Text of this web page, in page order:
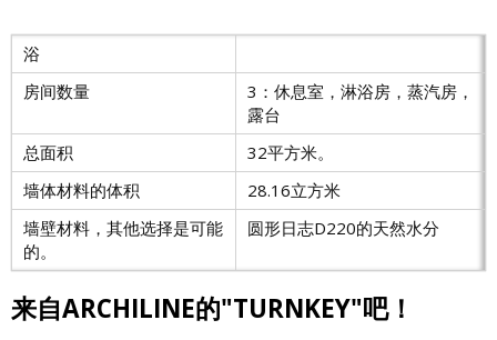
浴
房间数量
3：休息室，淋浴房，蒸汽房，
露台
总面积
32平方米。
墙体材料的体积
28.16立方米
墙壁材料，其他选择是可能
的。
圆形日志D220的天然水分
来自ARCHILINE的"TURNKEY"吧！